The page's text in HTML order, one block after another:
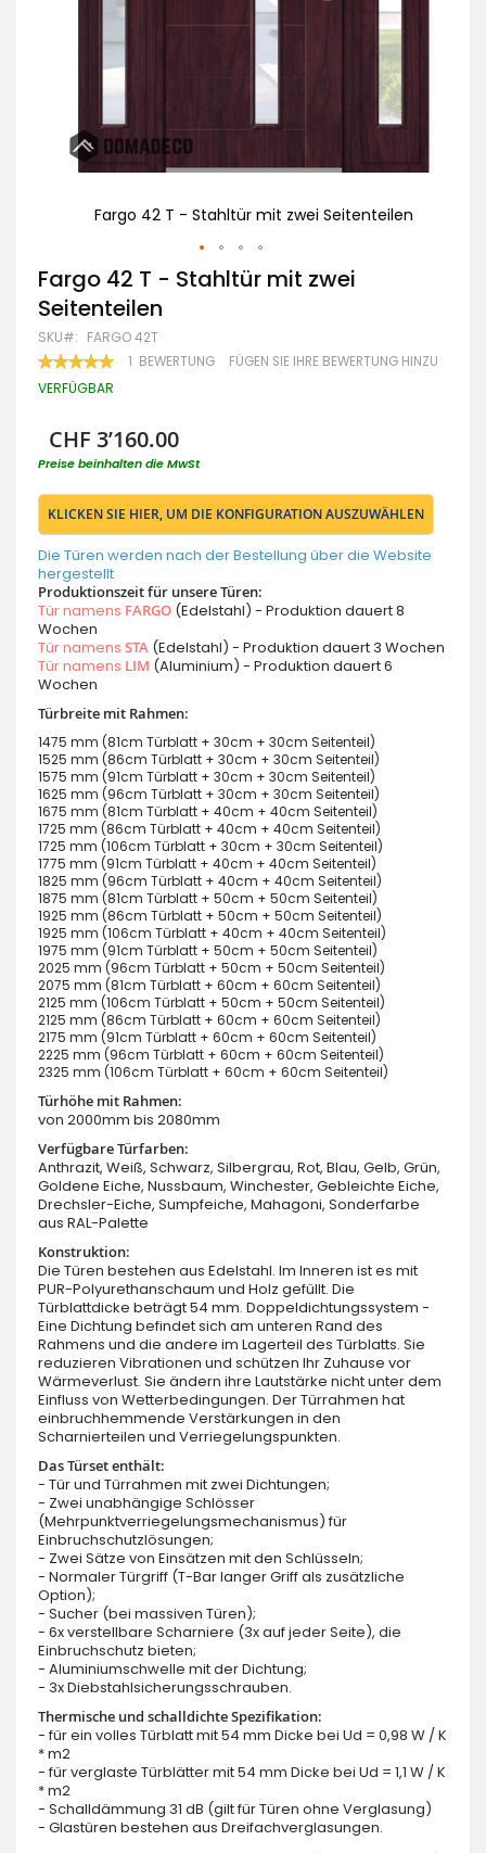
Fargo 42 T - Stahltür mit zwei Seitenteilen
Zum
Anfang
der
Bildgalerie
springen
Fargo 42 T - Stahltür mit zwei
Seitenteilen
SKU FARGO 42T
BEWERTUNG:
100
1 BEWERTUNG FÜGEN SIE IHRE BEWERTUNG HINZU
VERFÜGBAR
CHF 3’160.00
Preise beinhalten die MwSt
KLICKEN SIE HIER, UM DIE KONFIGURATION AUSZUWÄHLEN
Die Türen werden nach der Bestellung über die Website
hergestellt
Produktionszeit für unsere Türen:
Tür namens FARGO (Edelstahl) - Produktion dauert 8
Wochen
Tür namens STA (Edelstahl) - Produktion dauert 3 Wochen
Tür namens LIM (Aluminium) - Produktion dauert 6
Wochen
Türbreite mit Rahmen:
1475 mm (81cm Türblatt + 30cm + 30cm Seitenteil)
1525 mm (86cm Türblatt + 30cm + 30cm Seitenteil)
1575 mm (91cm Türblatt + 30cm + 30cm Seitenteil)
1625 mm (96cm Türblatt + 30cm + 30cm Seitenteil)
1675 mm (81cm Türblatt + 40cm + 40cm Seitenteil)
1725 mm (86cm Türblatt + 40cm + 40cm Seitenteil)
1725 mm (106cm Türblatt + 30cm + 30cm Seitenteil)
1775 mm (91cm Türblatt + 40cm + 40cm Seitenteil)
1825 mm (96cm Türblatt + 40cm + 40cm Seitenteil)
1875 mm (81cm Türblatt + 50cm + 50cm Seitenteil)
1925 mm (86cm Türblatt + 50cm + 50cm Seitenteil)
1925 mm (106cm Türblatt + 40cm + 40cm Seitenteil)
1975 mm (91cm Türblatt + 50cm + 50cm Seitenteil)
2025 mm (96cm Türblatt + 50cm + 50cm Seitenteil)
2075 mm (81cm Türblatt + 60cm + 60cm Seitenteil)
2125 mm (106cm Türblatt + 50cm + 50cm Seitenteil)
2125 mm (86cm Türblatt + 60cm + 60cm Seitenteil)
2175 mm (91cm Türblatt + 60cm + 60cm Seitenteil)
2225 mm (96cm Türblatt + 60cm + 60cm Seitenteil)
2325 mm (106cm Türblatt + 60cm + 60cm Seitenteil)
Türhöhe mit Rahmen:
von 2000mm bis 2080mm
Verfügbare Türfarben:
Anthrazit, Weiß, Schwarz, Silbergrau, Rot, Blau, Gelb, Grün,
Goldene Eiche, Nussbaum, Winchester, Gebleichte Eiche,
Drechsler-Eiche, Sumpfeiche, Mahagoni, Sonderfarbe
aus RAL-Palette
Konstruktion:
Die Türen bestehen aus Edelstahl. Im Inneren ist es mit
PUR-Polyurethanschaum und Holz gefüllt. Die
Türblattdicke beträgt 54 mm. Doppeldichtungssystem -
Eine Dichtung befindet sich am unteren Rand des
Rahmens und die andere im Lagerteil des Türblatts. Sie
reduzieren Vibrationen und schützen Ihr Zuhause vor
Wärmeverlust. Sie ändern ihre Lautstärke nicht unter dem
Einfluss von Wetterbedingungen. Der Türrahmen hat
einbruchhemmende Verstärkungen in den
Scharnierteilen und Verriegelungspunkten.
Das Türset enthält:
- Tür und Türrahmen mit zwei Dichtungen;
- Zwei unabhängige Schlösser
(Mehrpunktverriegelungsmechanismus) für
Einbruchschutzlösungen;
- Zwei Sätze von Einsätzen mit den Schlüsseln;
- Normaler Türgriff (T-Bar langer Griff als zusätzliche
Option);
- Sucher (bei massiven Türen);
- 6x verstellbare Scharniere (3x auf jeder Seite), die
Einbruchschutz bieten;
- Aluminiumschwelle mit der Dichtung;
- 3x Diebstahlsicherungsschrauben.
Thermische und schalldichte Spezifikation:
- für ein volles Türblatt mit 54 mm Dicke bei Ud = 0,98 W / K
* m2
- für verglaste Türblätter mit 54 mm Dicke bei Ud = 1,1 W / K
* m2
- Schalldämmung 31 dB (gilt für Türen ohne Verglasung)
- Glastüren bestehen aus Dreifachverglasungen.